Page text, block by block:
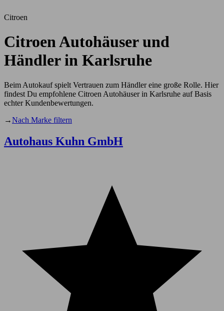
Citroen
Citroen Autohäuser und
Händler in Karlsruhe
Beim Autokauf spielt Vertrauen zum Händler eine große Rolle. Hier
findest Du empfohlene Citroen Autohäuser in Karlsruhe auf Basis
echter Kundenbewertungen.
→Nach Marke filtern
Autohaus Kuhn GmbH